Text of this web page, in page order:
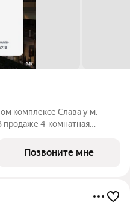
комплексе Слава у м.
продаже 4-комнатная
премиум-класса Слава
Позвоните мне